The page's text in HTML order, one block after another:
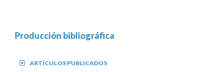
Producción bibliográfica
ARTÍCULOS PUBLICADOS
+